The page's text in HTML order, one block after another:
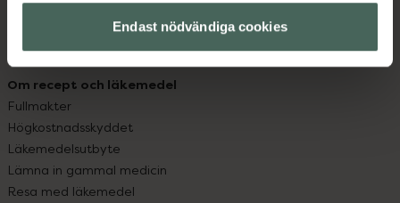
Endast nödvändiga cookies
Sajtens tillgänglighet
Köpvillkor
Om recept och läkemedel
Fullmakter
Högkostnadsskyddet
Läkemedelsutbyte
Lämna in gammal medicin
Resa med läkemedel